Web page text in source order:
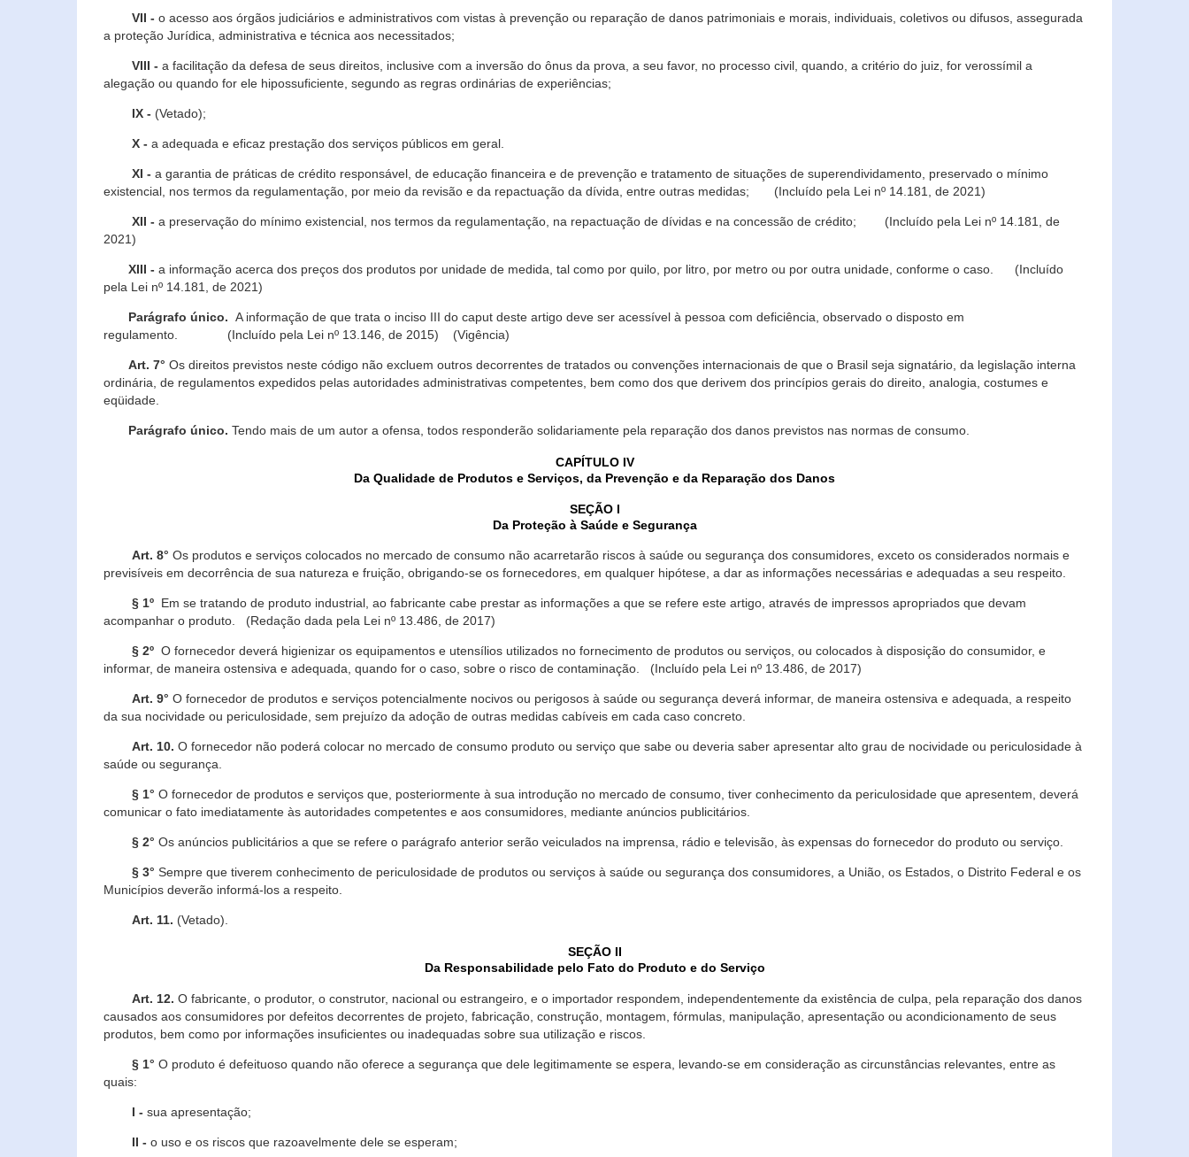
VII - o acesso aos órgãos judiciários e administrativos com vistas à prevenção ou reparação de danos patrimoniais e morais, individuais, coletivos ou difusos, assegurada
a proteção Jurídica, administrativa e técnica aos necessitados;
VIII - a facilitação da defesa de seus direitos, inclusive com a inversão do ônus da prova, a seu favor, no processo civil, quando, a critério do juiz, for verossímil a
alegação ou quando for ele hipossuficiente, segundo as regras ordinárias de experiências;
IX - (Vetado);
X - a adequada e eficaz prestação dos serviços públicos em geral.
XI - a garantia de práticas de crédito responsável, de educação financeira e de prevenção e tratamento de situações de superendividamento, preservado o mínimo
existencial, nos termos da regulamentação, por meio da revisão e da repactuação da dívida, entre outras medidas; (Incluído pela Lei nº 14.181, de 2021)
XII - a preservação do mínimo existencial, nos termos da regulamentação, na repactuação de dívidas e na concessão de crédito; (Incluído pela Lei nº 14.181, de
2021)
XIII - a informação acerca dos preços dos produtos por unidade de medida, tal como por quilo, por litro, por metro ou por outra unidade, conforme o caso. (Incluído
pela Lei nº 14.181, de 2021)
Parágrafo único. A informação de que trata o inciso III do caput deste artigo deve ser acessível à pessoa com deficiência, observado o disposto em
regulamento. (Incluído pela Lei nº 13.146, de 2015) (Vigência)
Art. 7° Os direitos previstos neste código não excluem outros decorrentes de tratados ou convenções internacionais de que o Brasil seja signatário, da legislação interna
ordinária, de regulamentos expedidos pelas autoridades administrativas competentes, bem como dos que derivem dos princípios gerais do direito, analogia, costumes e
eqüidade.
Parágrafo único. Tendo mais de um autor a ofensa, todos responderão solidariamente pela reparação dos danos previstos nas normas de consumo.
CAPÍTULO IV
Da Qualidade de Produtos e Serviços, da Prevenção e da Reparação dos Danos
SEÇÃO I
Da Proteção à Saúde e Segurança
Art. 8° Os produtos e serviços colocados no mercado de consumo não acarretarão riscos à saúde ou segurança dos consumidores, exceto os considerados normais e
previsíveis em decorrência de sua natureza e fruição, obrigando-se os fornecedores, em qualquer hipótese, a dar as informações necessárias e adequadas a seu respeito.
§ 1º Em se tratando de produto industrial, ao fabricante cabe prestar as informações a que se refere este artigo, através de impressos apropriados que devam
acompanhar o produto. (Redação dada pela Lei nº 13.486, de 2017)
§ 2º O fornecedor deverá higienizar os equipamentos e utensílios utilizados no fornecimento de produtos ou serviços, ou colocados à disposição do consumidor, e
informar, de maneira ostensiva e adequada, quando for o caso, sobre o risco de contaminação. (Incluído pela Lei nº 13.486, de 2017)
Art. 9° O fornecedor de produtos e serviços potencialmente nocivos ou perigosos à saúde ou segurança deverá informar, de maneira ostensiva e adequada, a respeito
da sua nocividade ou periculosidade, sem prejuízo da adoção de outras medidas cabíveis em cada caso concreto.
Art. 10. O fornecedor não poderá colocar no mercado de consumo produto ou serviço que sabe ou deveria saber apresentar alto grau de nocividade ou periculosidade à
saúde ou segurança.
§ 1° O fornecedor de produtos e serviços que, posteriormente à sua introdução no mercado de consumo, tiver conhecimento da periculosidade que apresentem, deverá
comunicar o fato imediatamente às autoridades competentes e aos consumidores, mediante anúncios publicitários.
§ 2° Os anúncios publicitários a que se refere o parágrafo anterior serão veiculados na imprensa, rádio e televisão, às expensas do fornecedor do produto ou serviço.
§ 3° Sempre que tiverem conhecimento de periculosidade de produtos ou serviços à saúde ou segurança dos consumidores, a União, os Estados, o Distrito Federal e os
Municípios deverão informá-los a respeito.
Art. 11. (Vetado).
SEÇÃO II
Da Responsabilidade pelo Fato do Produto e do Serviço
Art. 12. O fabricante, o produtor, o construtor, nacional ou estrangeiro, e o importador respondem, independentemente da existência de culpa, pela reparação dos danos
causados aos consumidores por defeitos decorrentes de projeto, fabricação, construção, montagem, fórmulas, manipulação, apresentação ou acondicionamento de seus
produtos, bem como por informações insuficientes ou inadequadas sobre sua utilização e riscos.
§ 1° O produto é defeituoso quando não oferece a segurança que dele legitimamente se espera, levando-se em consideração as circunstâncias relevantes, entre as
quais:
I - sua apresentação;
II - o uso e os riscos que razoavelmente dele se esperam;